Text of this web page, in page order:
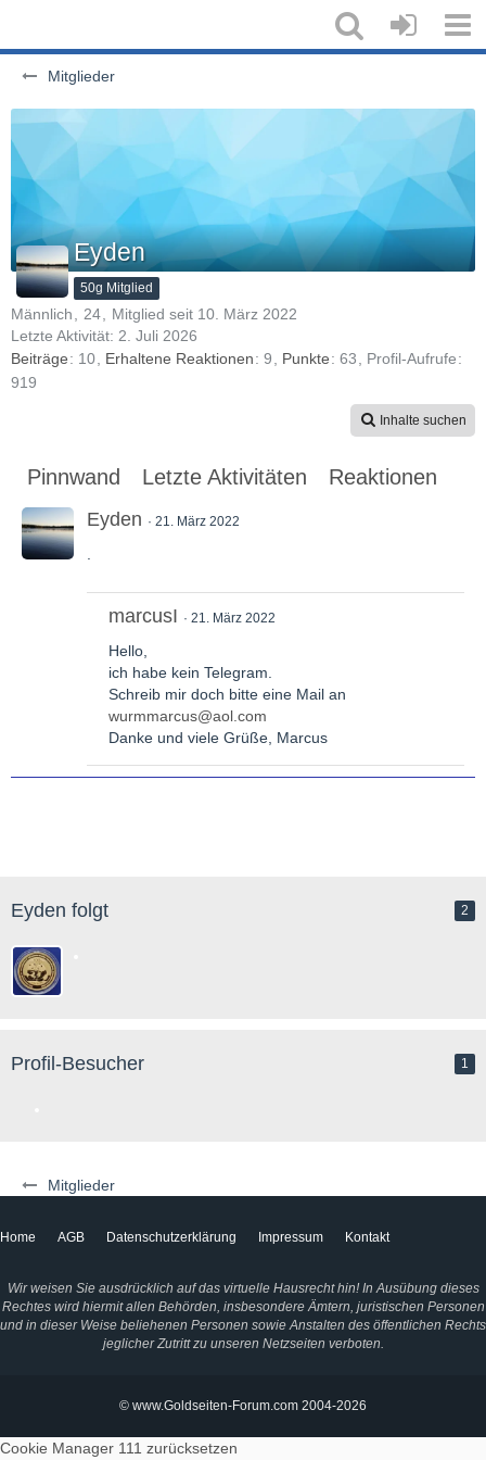
Mitglieder
Mitglieder
Eyden
50g Mitglied
Männlich 24
Mitglied seit 10. März 2022
Letzte Aktivität: 2. Juli 2026
Beiträge
10 Erhaltene Reaktionen 9 Punkte 63
Profil-Aufrufe
919
Inhalte suchen
Pinnwand Letzte Aktivitäten Reaktionen
Eyden 21. März 2022
marcusI 21. März 2022
Hello,
ich habe kein Telegram.
Schreib mir doch bitte eine Mail an
wurmmarcus@aol.com
Danke und viele Grüße, Marcus
Eyden folgt 2
Profil-Besucher 1
Home AGB Datenschutzerklärung Impressum Kontakt
Wir weisen Sie ausdrücklich auf das virtuelle Hausrecht hin! In Ausübung dieses
Rechtes wird hiermit allen Behörden, insbesondere Ämtern, juristischen Personen
und in dieser Weise beliehenen Personen sowie Anstalten des öffentlichen Rechts
jeglicher Zutritt zu unseren Netzseiten verboten.
© www.Goldseiten-Forum.com 2004-2026
Cookie Manager 111 zurücksetzen